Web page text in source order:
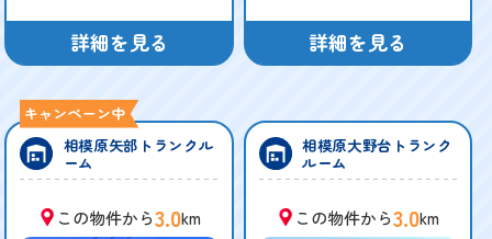
詳細を見る 詳細を見る
相模原矢部トランクル
ーム
この物件から3.0km
相模原大野台トランク
ルーム
この物件から3.0km